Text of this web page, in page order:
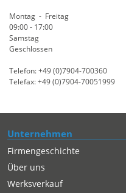
Montag - Freitag
09:00 - 17:00
Samstag
Geschlossen
Telefon: +49 (0)7904-700360
Telefax: +49 (0)7904-70051999
Unternehmen
Firmengeschichte
Über uns
Werksverkauf